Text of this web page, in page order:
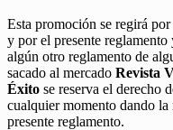
Esta promoción se regirá
y por el presente
algún otro reglamento de
sacado al mercado Revista
Éxito se reserva el derecho
cualquier momento dando
presente reglamento.